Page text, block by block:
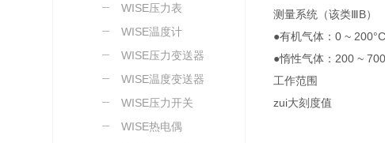
WISE压力表
WISE温度计
WISE压力变送器
WISE温度变送器
WISE压力开关
WISE热电偶
测量系统（该类ⅢB）
●有机气体：0 ~ 200°C
●惰性气体：200 ~
工作范围
zui大刻度值